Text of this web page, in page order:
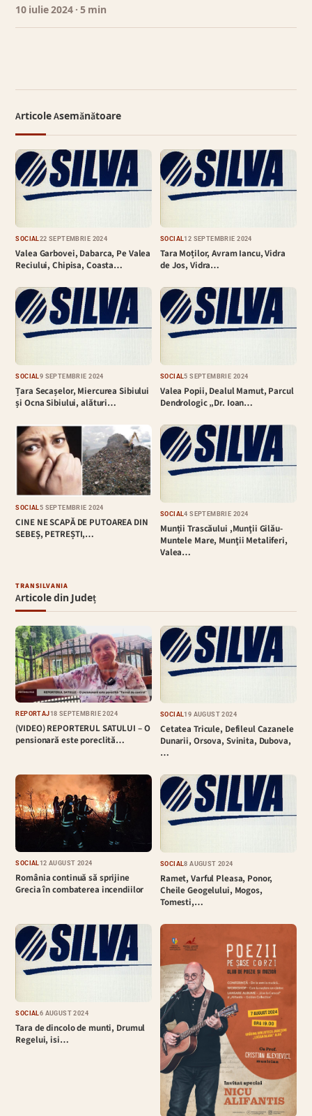
10 iulie 2024 · 5 min
Articole Asemănătoare
SOCIAL22 SEPTEMBRIE 2024
Valea Garbovei, Dabarca, Pe Valea
Reciului, Chipisa, Coasta…
SOCIAL12 SEPTEMBRIE 2024
Tara Moților, Avram Iancu, Vidra
de Jos, Vidra…
SOCIAL 9 SEPTEMBRIE 2024
Țara Secașelor, Miercurea Sibiului
și Ocna Sibiului, alături…
SOCIAL5 SEPTEMBRIE 2024
Valea Popii, Dealul Mamut, Parcul
Dendrologic „Dr. Ioan…
SOCIAL 5 SEPTEMBRIE 2024
CINE NE SCAPĂ DE PUTOAREA DIN
SEBEȘ, PETREȘTI,…
SOCIAL4 SEPTEMBRIE 2024
Munții Trascăului ,Munţii Gilău-
Muntele Mare, Munţii Metaliferi,
Valea…
TRANSILVANIA
Articole din Județ
REPORTAJ18 SEPTEMBRIE 2024
(VIDEO) REPORTERUL SATULUI – O
pensionară este poreclită…
SOCIAL19 AUGUST 2024
Cetatea Tricule, Defileul Cazanele
Dunarii, Orsova, Svinita, Dubova,
…
SOCIAL 12 AUGUST 2024
România continuă să sprijine
Grecia în combaterea incendiilor
SOCIAL8 AUGUST 2024
Ramet, Varful Pleasa, Ponor,
Cheile Geogelului, Mogos,
Tomesti,…
SOCIAL 6 AUGUST 2024
Tara de dincolo de munti, Drumul
Regelui, isi…